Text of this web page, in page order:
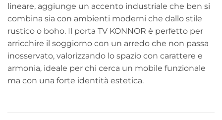
lineare, aggiunge un accento industriale che ben si
combina sia con ambienti moderni che dallo stile
rustico o boho. Il porta TV KONNOR è perfetto per
arricchire il soggiorno con un arredo che non passa
inosservato, valorizzando lo spazio con carattere e
armonia, ideale per chi cerca un mobile funzionale
ma con una forte identità estetica.